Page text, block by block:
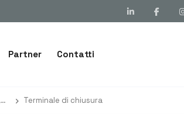
Partner Contatti
Convogliatore pneumatico modulare Terminale di chiusura